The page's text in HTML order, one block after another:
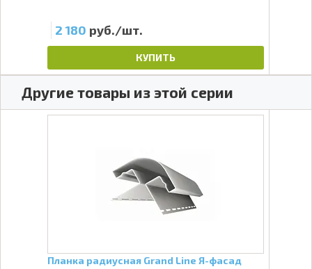
2 180 руб./шт.
КУПИТЬ
Другие товары из этой серии
Планка радиусная Grand Line Я-фасад